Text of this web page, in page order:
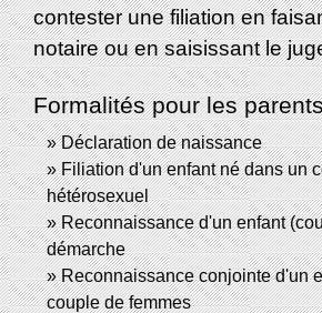
contester une filiation en
notaire ou en saisissant le
Formalités pour les
Déclaration de naissance
Filiation d'un enfant né dans un
hétérosexuel
Reconnaissance d'un enfant
démarche
Reconnaissance conjointe d'un
couple de femmes